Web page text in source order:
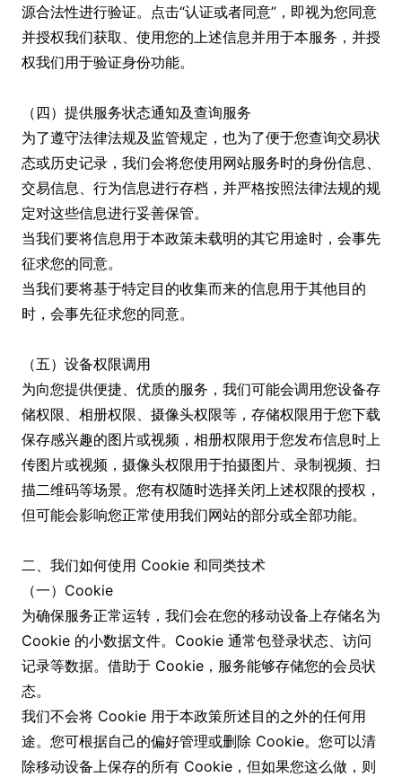
源合法性进行验证。点击“认证或者同意”，即视为您同意
并授权我们获取、使用您的上述信息并用于本服务，并授
权我们用于验证身份功能。
（四）提供服务状态通知及查询服务
为了遵守法律法规及监管规定，也为了便于您查询交易状
态或历史记录，我们会将您使用网站服务时的身份信息、
交易信息、行为信息进行存档，并严格按照法律法规的规
定对这些信息进行妥善保管。
当我们要将信息用于本政策未载明的其它用途时，会事先
征求您的同意。
当我们要将基于特定目的收集而来的信息用于其他目的
时，会事先征求您的同意。
（五）设备权限调用
为向您提供便捷、优质的服务，我们可能会调用您设备存
储权限、相册权限、摄像头权限等，存储权限用于您下载
保存感兴趣的图片或视频，相册权限用于您发布信息时上
传图片或视频，摄像头权限用于拍摄图片、录制视频、扫
描二维码等场景。您有权随时选择关闭上述权限的授权，
但可能会影响您正常使用我们网站的部分或全部功能。
二、我们如何使用 Cookie 和同类技术
（一）Cookie
为确保服务正常运转，我们会在您的移动设备上存储名为
Cookie 的小数据文件。Cookie 通常包登录状态、访问
记录等数据。借助于 Cookie，服务能够存储您的会员状
态。
我们不会将 Cookie 用于本政策所述目的之外的任何用
途。您可根据自己的偏好管理或删除 Cookie。您可以清
除移动设备上保存的所有 Cookie，但如果您这么做，则